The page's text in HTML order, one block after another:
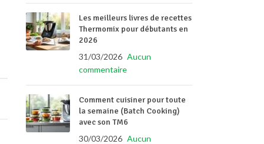
Les meilleurs livres de recettes
Thermomix pour débutants en
2026
31/03/2026 Aucun
commentaire
Comment cuisiner pour toute
la semaine (Batch Cooking)
avec son TM6
30/03/2026 Aucun